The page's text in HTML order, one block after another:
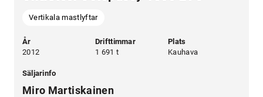
Vertikala mastlyftar
År
2012
Drifttimmar
1 691 t
Plats
Kauhava
Säljarinfo
Miro Martiskainen